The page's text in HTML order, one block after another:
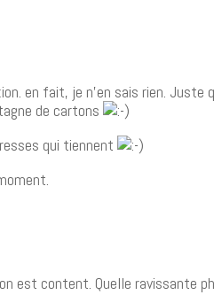
en fait, je n’en sais rien. Juste
de cartons
qui tiennent
est content. Quelle ravissante